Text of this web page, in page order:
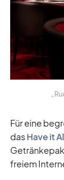
Für eine
dasHave it
freiem